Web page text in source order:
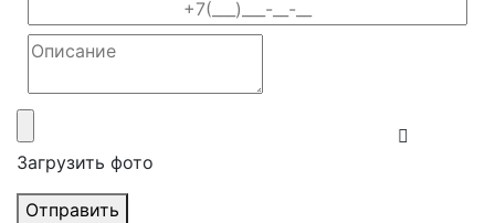
Загрузить фото
Отправить